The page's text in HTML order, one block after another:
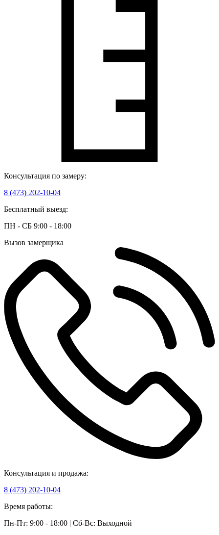
Консультация по замеру:
8 (473) 202-10-04
Бесплатный выезд:
ПН - СБ 9:00 - 18:00
Вызов замерщика
Консультация и продажа:
8 (473) 202-10-04
Время работы:
Пн-Пт: 9:00 - 18:00 | Сб-Вс: Выходной